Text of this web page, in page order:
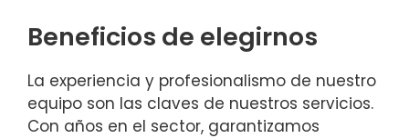
Beneficios de elegirnos
La experiencia y profesionalismo de nuestro
equipo son las claves de nuestros servicios.
Con años en el sector, garantizamos